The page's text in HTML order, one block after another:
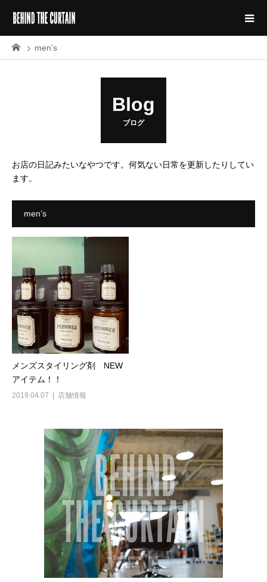
men’s
Blog
ブログ
お店の日記みたいなやつです。何気ない日常を更新したりしてい
ます。
men’s
メンズスタイリング剤 NEW
アイテム！！
2019.04.07 店舗情報